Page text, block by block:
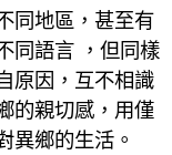
同地區，甚至有
同語言 ，但同樣
原因，互不相識
的親切感，用僅
異鄉的生活。